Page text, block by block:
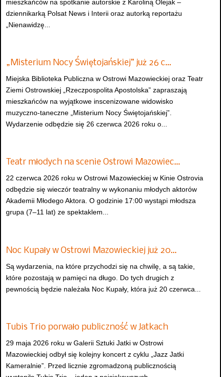
mieszkańców na spotkanie autorskie z Karoliną Olejak –
dziennikarką Polsat News i Interii oraz autorką reportażu
„Nienawidzę...
„Misterium Nocy Świętojańskiej” już 26 c…
Miejska Biblioteka Publiczna w Ostrowi Mazowieckiej oraz Teatr
Ziemi Ostrowskiej „Rzeczpospolita Apostolska” zapraszają
mieszkańców na wyjątkowe inscenizowane widowisko
muzyczno-taneczne „Misterium Nocy Świętojańskiej”.
Wydarzenie odbędzie się 26 czerwca 2026 roku o...
Teatr młodych na scenie Ostrowi Mazowiec…
22 czerwca 2026 roku w Ostrowi Mazowieckiej w Kinie Ostrovia
odbędzie się wieczór teatralny w wykonaniu młodych aktorów
Akademii Młodego Aktora. O godzinie 17:00 wystąpi młodsza
grupa (7–11 lat) ze spektaklem...
Noc Kupały w Ostrowi Mazowieckiej już 20…
Są wydarzenia, na które przychodzi się na chwilę, a są takie,
które pozostają w pamięci na długo. Do tych drugich z
pewnością będzie należała Noc Kupały, która już 20 czerwca...
Tubis Trio porwało publiczność w Jatkach
29 maja 2026 roku w Galerii Sztuki Jatki w Ostrowi
Mazowieckiej odbył się kolejny koncert z cyklu „Jazz Jatki
Kameralnie”. Przed licznie zgromadzoną publicznością